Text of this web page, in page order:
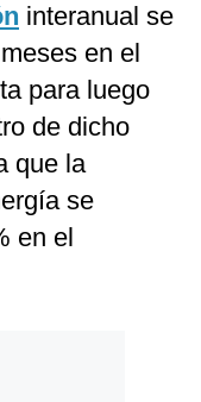
interanual se
en el
para luego
de dicho
que la
se
en el